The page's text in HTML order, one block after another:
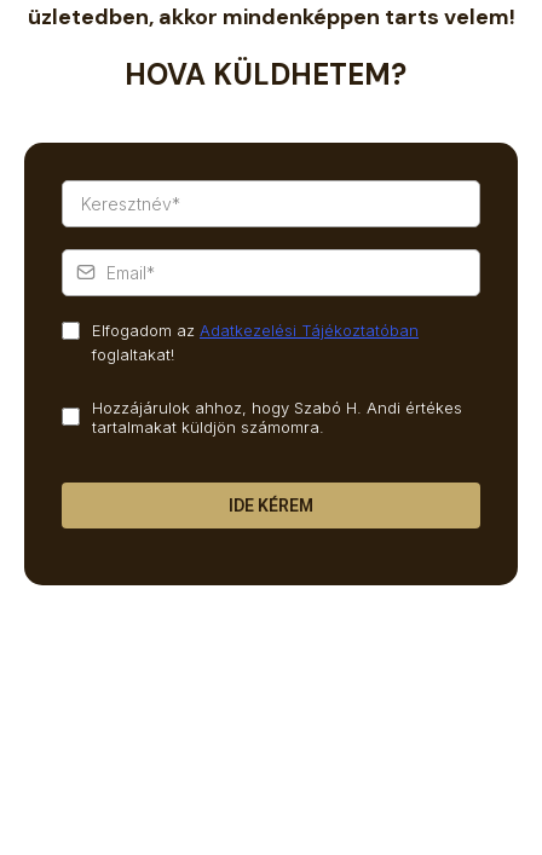
üzletedben, akkor mindenképpen tarts velem!
HOVA KÜLDHETEM?
Elfogadom az Adatkezelési Tájékoztatóban
foglaltakat!
Hozzájárulok ahhoz, hogy Szabó H. Andi értékes
tartalmakat küldjön számomra.
IDE KÉREM